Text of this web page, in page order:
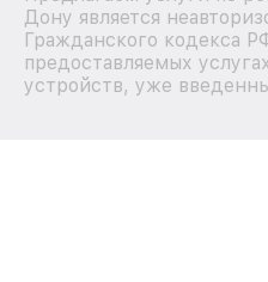
Дону является
Гражданского кодекса
предоставляемых
устройств, уже